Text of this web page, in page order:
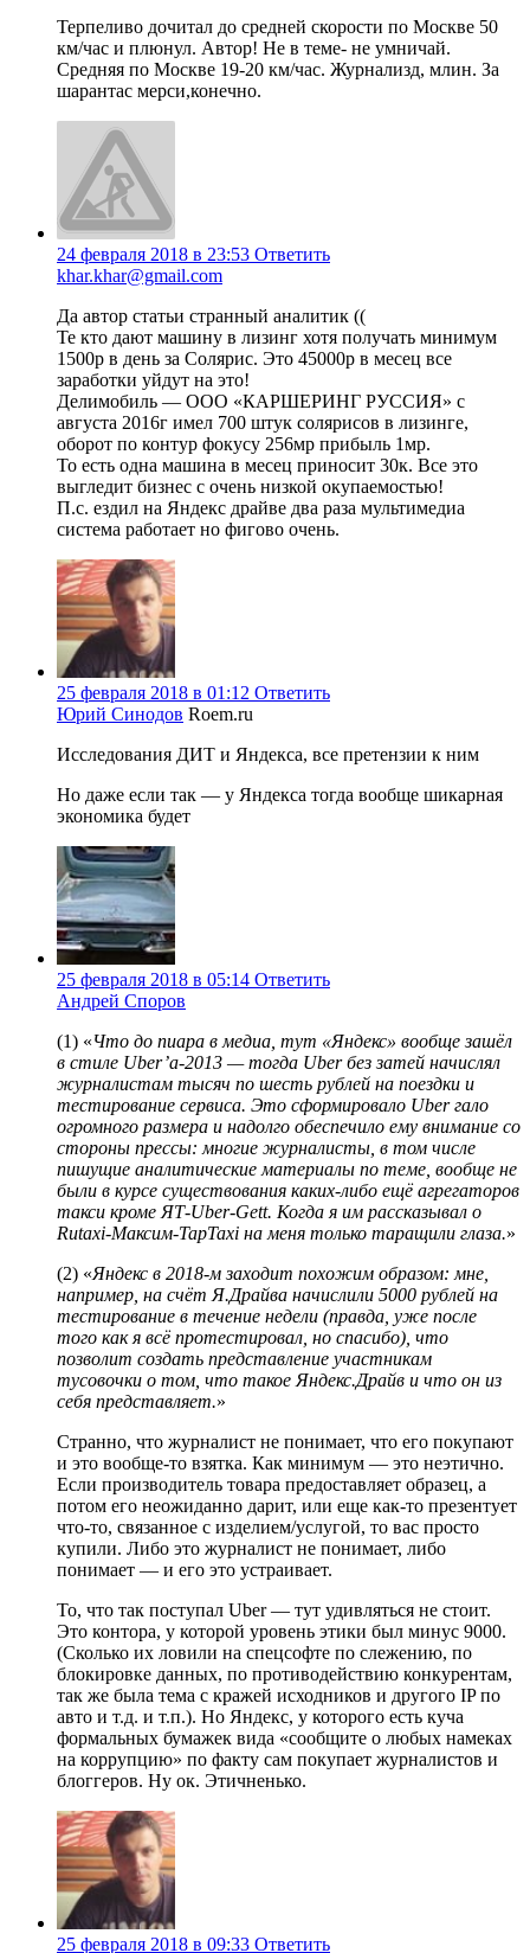
Терпеливо дочитал до средней скорости по Москве 50
км/час и плюнул. Автор! Не в теме- не умничай.
Средняя по Москве 19-20 км/час. Журнализд, млин. За
шарантас мерси,конечно.
24 февраля 2018 в 23:53 Ответить
khar.khar@gmail.com
Да автор статьи странный аналитик ((
Те кто дают машину в лизинг хотя получать минимум
1500р в день за Солярис. Это 45000р в месец все
заработки уйдут на это!
Делимобиль — ООО «КАРШЕРИНГ РУССИЯ» с
августа 2016г имел 700 штук солярисов в лизинге,
оборот по контур фокусу 256мр прибыль 1мр.
То есть одна машина в месец приносит 30к. Все это
выгледит бизнес с очень низкой окупаемостью!
П.с. ездил на Яндекс драйве два раза мультимедиа
система работает но фигово очень.
25 февраля 2018 в 01:12 Ответить
Юрий Синодов Roem.ru
Исследования ДИТ и Яндекса, все претензии к ним
Но даже если так — у Яндекса тогда вообще шикарная
экономика будет
25 февраля 2018 в 05:14 Ответить
Андрей Споров
(1) «Что до пиара в медиа, тут «Яндекс» вообще зашёл
в стиле Uber’а-2013 — тогда Uber без затей начислял
журналистам тысяч по шесть рублей на поездки и
тестирование сервиса. Это сформировало Uber гало
огромного размера и надолго обеспечило ему внимание со
стороны прессы: многие журналисты, в том числе
пишущие аналитические материалы по теме, вообще не
были в курсе существования каких-либо ещё агрегаторов
такси кроме ЯТ-Uber-Gett. Когда я им рассказывал о
Rutaxi-Максим-TapTaxi на меня только таращили глаза.»
(2) «Яндекс в 2018-м заходит похожим образом: мне,
например, на счёт Я.Драйва начислили 5000 рублей на
тестирование в течение недели (правда, уже после
того как я всё протестировал, но спасибо), что
позволит создать представление участникам
тусовочки о том, что такое Яндекс.Драйв и что он из
себя представляет.»
Странно, что журналист не понимает, что его покупают
и это вообще-то взятка. Как минимум — это неэтично.
Если производитель товара предоставляет образец, а
потом его неожиданно дарит, или еще как-то презентует
что-то, связанное с изделием/услугой, то вас просто
купили. Либо это журналист не понимает, либо
понимает — и его это устраивает.
То, что так поступал Uber — тут удивляться не стоит.
Это контора, у которой уровень этики был минус 9000.
(Сколько их ловили на спецсофте по слежению, по
блокировке данных, по противодействию конкурентам,
так же была тема с кражей исходников и другого IP по
авто и т.д. и т.п.). Но Яндекс, у которого есть куча
формальных бумажек вида «сообщите о любых намеках
на коррупцию» по факту сам покупает журналистов и
блоггеров. Ну ок. Этичненько.
25 февраля 2018 в 09:33 Ответить